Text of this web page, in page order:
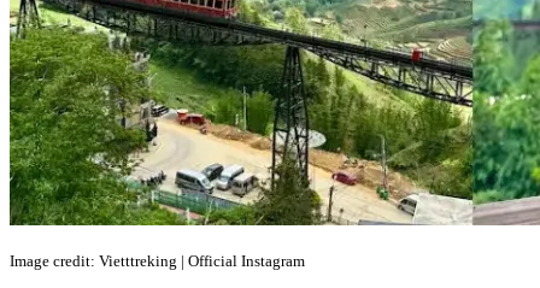
Image credit: Vietttreking | Official Instagram